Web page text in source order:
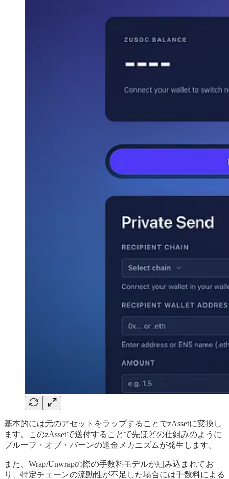
基本的には元のアセットをラップすることでzAssetに変換し
ます。このzAssetで送付することで先ほどの仕組みのように
プルーフ・オブ・バーンの送金メカニズムが発生します。
また、Wrap/Unwrapの際の手数料モデルが組み込まれてお
り、特定チェーンの流動性が不足した場合には手数料による